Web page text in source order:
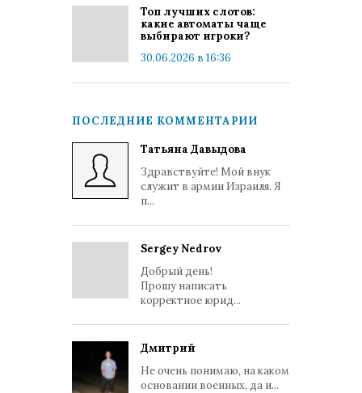
Топ лучших слотов:
какие автоматы чаще
выбирают игроки?
30.06.2026 в 16:36
ПОСЛЕДНИЕ КОММЕНТАРИИ
Татьяна Давыдова
Здравствуйте! Мой внук
служит в армии Израиля. Я
п...
Sergey Nedrov
Добрый день!
Прошу написать
корректное юрид...
Дмитрий
Не очень понимаю, на каком
основании военных, да и...